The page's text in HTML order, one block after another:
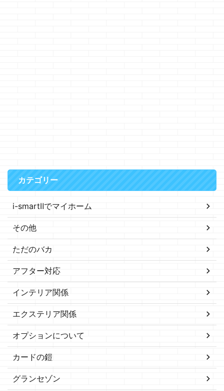
カテゴリー
i-smartⅡでマイホーム
その他
ただのバカ
アフター対応
インテリア関係
エクステリア関係
オプションについて
カードの鎧
グランセゾン